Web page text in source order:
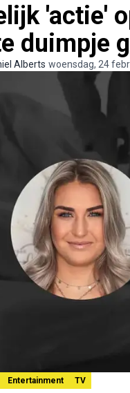
'actie'
duimpje
Alberts woensdag, 24
Entertainment TV